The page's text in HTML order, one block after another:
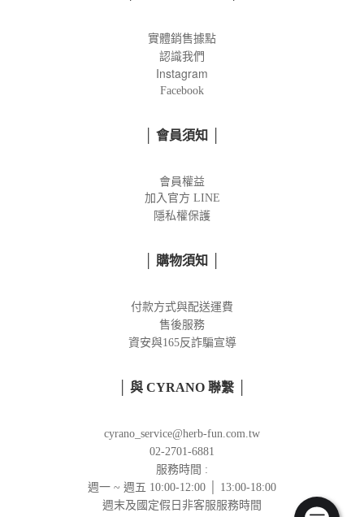
實體銷售據點
認識我們
Instagram
Facebook
│ 會員須知 │
會員權益
加入官方 LINE
隱私權保護
│ 購物須知 │
付款方式與配送運費
售後服務
資安與165反詐騙宣導
│ 與 CYRANO 聯繫 │
cyrano_service@herb-fun.com.tw
02-2701-6881
服務時間 :
週一 ~ 週五 10:00-12:00 │ 13:00-18:00
週末及國定假日非客服服務時間